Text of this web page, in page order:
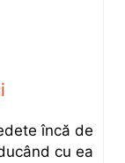
încă de
cu ea